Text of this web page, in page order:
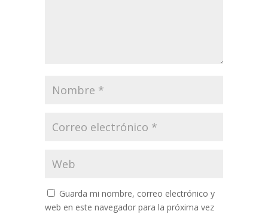
Guarda mi nombre, correo electrónico y
web en este navegador para la próxima vez